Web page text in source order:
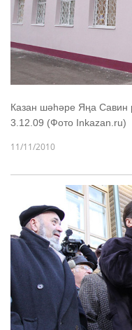
Казан шәһәре Яңа Савин
3.12.09 (Фото Inkazan.ru)
11/11/2010